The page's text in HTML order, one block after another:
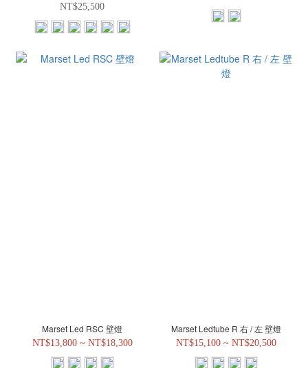
NT$25,500
Marset Led RSC 壁燈
NT$13,800 ~ NT$18,300
Marset Ledtube R 右 / 左 壁燈
NT$15,100 ~ NT$20,500